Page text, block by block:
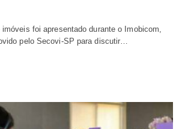
imóveis foi apresentado durante o Imobicom,
pelo Secovi-SP para discutir…